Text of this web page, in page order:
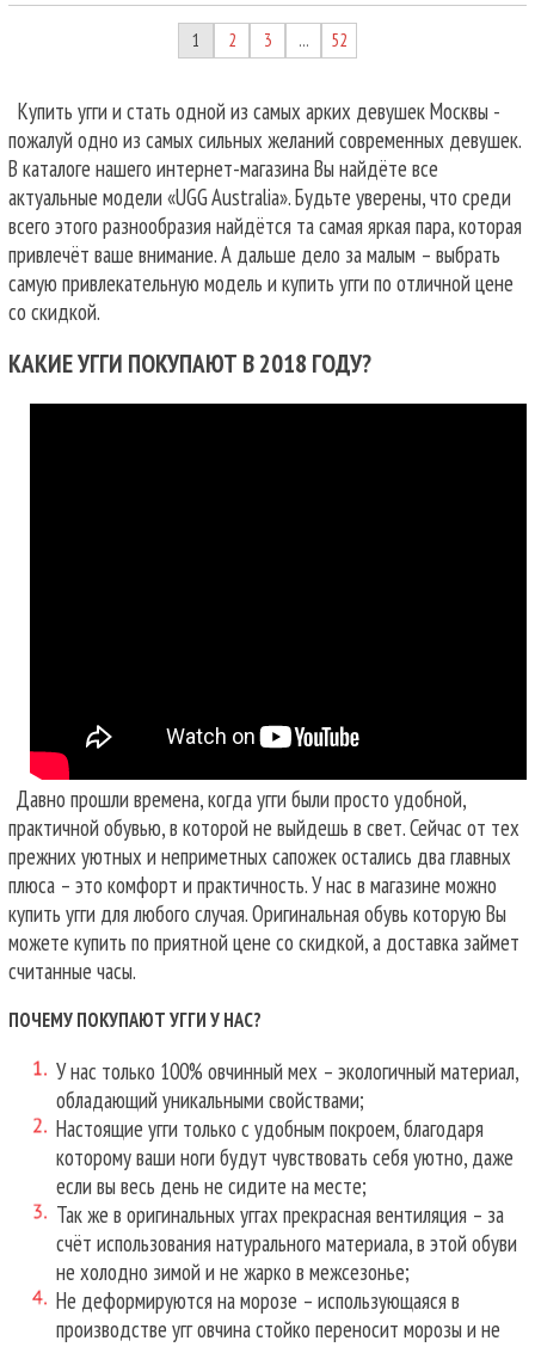
1 2 3 … 52
Купить угги и стать одной из самых арких девушек Москвы -
пожалуй одно из самых сильных желаний современных девушек.
В каталоге нашего интернет-магазина Вы найдёте все
актуальные модели «UGG Australia». Будьте уверены, что среди
всего этого разнообразия найдётся та самая яркая пара, которая
привлечёт ваше внимание. А дальше дело за малым – выбрать
самую привлекательную модель и купить угги по отличной цене
со скидкой.
КАКИЕ УГГИ ПОКУПАЮТ В 2018 ГОДУ?
Давно прошли времена, когда угги были просто удобной,
практичной обувью, в которой не выйдешь в свет. Сейчас от тех
прежних уютных и неприметных сапожек остались два главных
плюса – это комфорт и практичность. У нас в магазине можно
купить угги для любого случая.Оригинальная обувь которую Вы
можете купить по приятной цене со скидкой, а доставка займет
считанные часы.
ПОЧЕМУ ПОКУПАЮТ УГГИ У НАС?
У нас только 100% овчинный мех – экологичный материал,
обладающий уникальными свойствами;
Настоящие угги только с удобным покроем, благодаря
которому ваши ноги будут чувствовать себя уютно, даже
если вы весь день не сидите на месте;
Так же в оригинальных уггах прекрасная вентиляция – за
счёт использования натурального материала, в этой обуви
не холодно зимой и не жарко в межсезонье;
Не деформируются на морозе – использующаяся в
производстве угг овчина стойко переносит морозы и не